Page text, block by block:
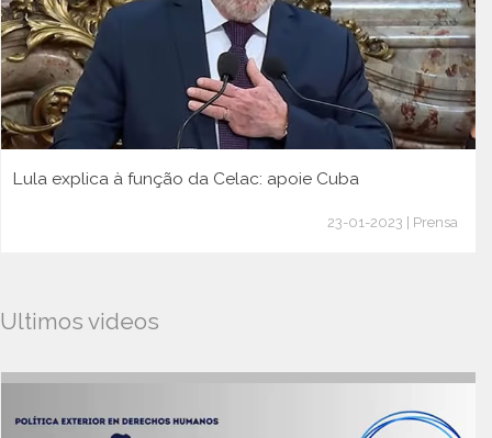
Lula explica à função da Celac: apoie Cuba
23-01-2023 | Prensa
Ultimos videos